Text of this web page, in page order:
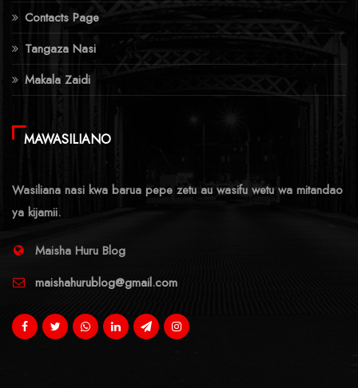
Contacts Page
Tangaza Nasi
Makala Zaidi
MAWASILIANO
Wasiliana nasi kwa barua pepe zetu au wasifu wetu wa mitandao
ya kijamii.
Maisha Huru Blog
maishahurublog@gmail.com